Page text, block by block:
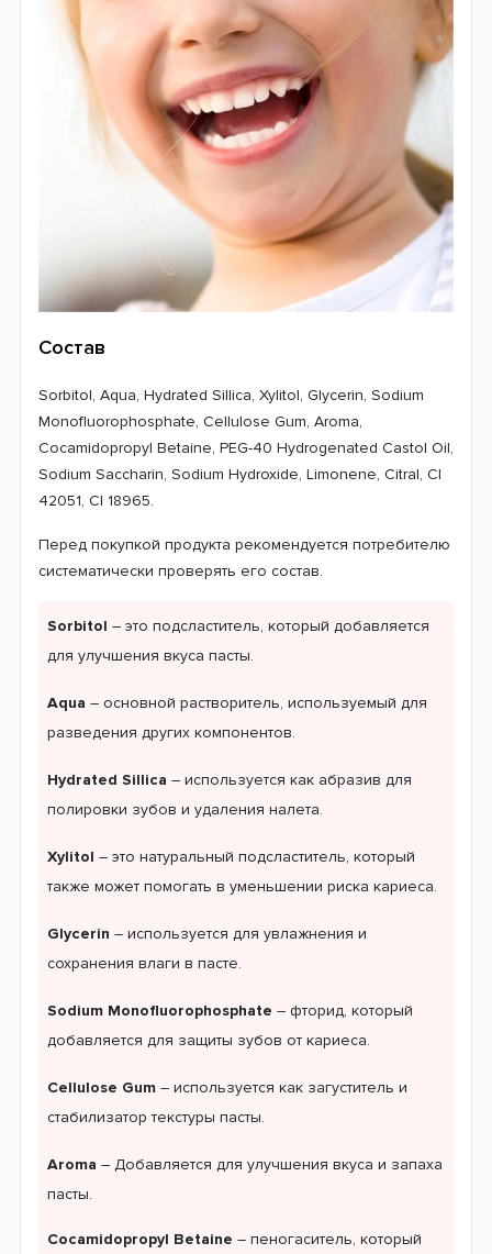
Состав
Sorbitol, Aqua, Hydrated Sillica, Xylitol, Glycerin, Sodium
Monofluorophosphate, Cellulose Gum, Aroma,
Cocamidopropyl Betaine, PEG-40 Hydrogenated Castol Oil,
Sodium Saccharin, Sodium Hydroxide, Limonene, Citral, Cl
42051, Cl 18965.
Перед покупкой продукта рекомендуется потребителю
систематически проверять его состав.
Sorbitol – это подсластитель, который добавляется
для улучшения вкуса пасты.
Aqua – основной растворитель, используемый для
разведения других компонентов.
Hydrated Sillica – используется как абразив для
полировки зубов и удаления налета.
Xylitol – это натуральный подсластитель, который
также может помогать в уменьшении риска кариеса.
Glycerin – используется для увлажнения и
сохранения влаги в пасте.
Sodium Monofluorophosphate – фторид, который
добавляется для защиты зубов от кариеса.
Cellulose Gum – используется как загуститель и
стабилизатор текстуры пасты.
Aroma – Добавляется для улучшения вкуса и запаха
пасты.
Cocamidopropyl Betaine – пеногаситель, который